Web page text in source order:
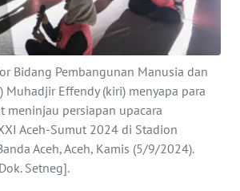
Bidang Pembangunan Manusia dan
Muhadjir Effendy (kiri) menyapa para
meninjau persiapan upacara
Aceh-Sumut 2024 di Stadion
Aceh, Aceh, Kamis (5/9/2024).
Setneg].